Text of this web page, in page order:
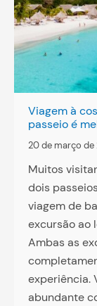
Viagem à
passeio é
20 de março de
Muitos
dois
viagem de
excursão ao
Ambas as
experiência.
abundante